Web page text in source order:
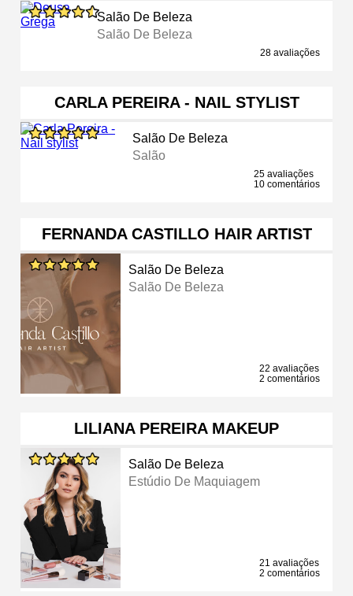
Salão De Beleza
Salão De Beleza
28 avaliações
CARLA PEREIRA - NAIL STYLIST
Salão De Beleza
Salão
25 avaliações
10 comentários
FERNANDA CASTILLO HAIR ARTIST
Salão De Beleza
Salão De Beleza
22 avaliações
2 comentários
LILIANA PEREIRA MAKEUP
Salão De Beleza
Estúdio De Maquiagem
21 avaliações
2 comentários